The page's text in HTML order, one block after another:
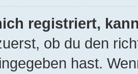
registriert,
ob du den
hast.